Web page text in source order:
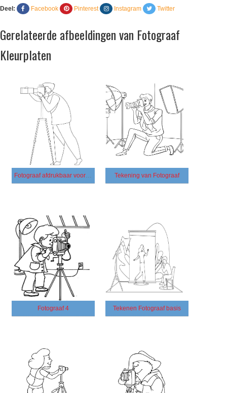
Deel: Facebook Pinterest Instagram Twitter
Gerelateerde afbeeldingen van Fotograaf
Kleurplaten
Fotograaf afdrukbaar voor kinderen Tekening van Fotograaf
Fotograaf 4 Tekenen Fotograaf basis